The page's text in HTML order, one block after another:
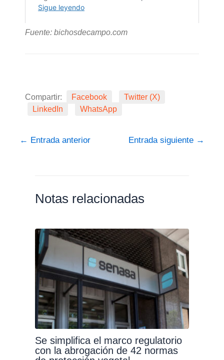
Fuente: bichosdecampo.com
Compartir: Facebook
Twitter (X)
LinkedIn
WhatsApp
← Entrada anterior Entrada siguiente →
Notas relacionadas
Se simplifica el marco regulatorio
con la abrogación de 42 normas